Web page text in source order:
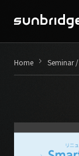
Seminar /
Company
Home keyboard_arrow_right Seminar